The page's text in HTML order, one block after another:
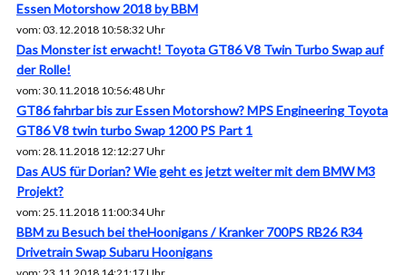
Essen Motorshow 2018 by BBM
vom: 03.12.2018 10:58:32 Uhr
Das Monster ist erwacht! Toyota GT86 V8 Twin Turbo Swap auf
der Rolle!
vom: 30.11.2018 10:56:48 Uhr
GT86 fahrbar bis zur Essen Motorshow? MPS Engineering Toyota
GT86 V8 twin turbo Swap 1200 PS Part 1
vom: 28.11.2018 12:12:27 Uhr
Das AUS für Dorian? Wie geht es jetzt weiter mit dem BMW M3
Projekt?
vom: 25.11.2018 11:00:34 Uhr
BBM zu Besuch bei theHoonigans / Kranker 700PS RB26 R34
Drivetrain Swap Subaru Hoonigans